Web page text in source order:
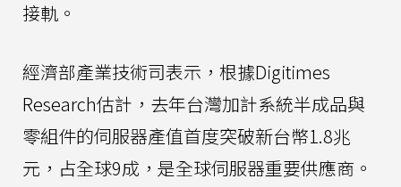
接軌。
經濟部產業技術司表示，根據Digitimes
Research估計，去年台灣加計系統半成品與
零組件的伺服器產值首度突破新台幣1.8兆
元，占全球9成，是全球伺服器重要供應商。